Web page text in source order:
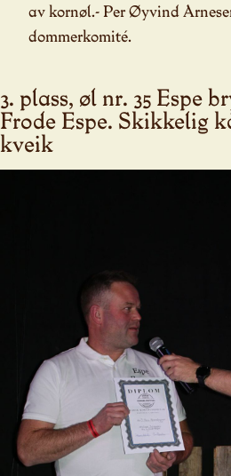
av kornøl.- Per Øyvind
dommerkomité.
3. plass, øl nr. 35 Espe
Frode Espe. Skikkelig
kveik